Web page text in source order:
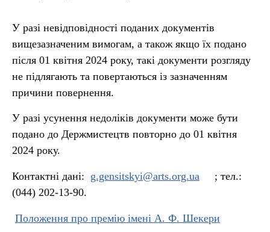
У разі невідповідності поданих документів
вищезазначеним вимогам, а також якщо їх подано
після 01 квітня 2024 року, такі документи розгляду
не підлягають та повертаються із зазначенням
причини повернення.
У разі усунення недоліків документи може бути
подано до Держмистецтв повторно до 01 квітня
2024 року.
Контактні дані: g.gensitskyi@arts.org.ua
; тел.:
(044) 202-13-90.
Положення про премію імені А. Ф. Шекери